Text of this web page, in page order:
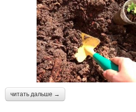
читать дальше →